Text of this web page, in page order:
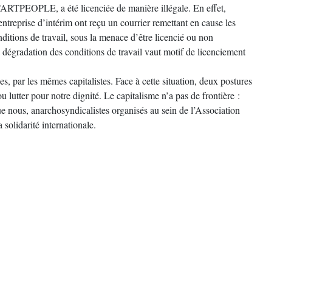
a été licenciée de manière illégale. En effet,
d’intérim ont reçu un courrier remettant en cause les
de travail, sous la menace d’être licencié ou non
des conditions de travail vaut motif de licenciement
par les mêmes capitalistes. Face à cette situation, deux postures
lutter pour notre dignité. Le capitalisme n’a pas de frontière :
nous, anarchosyndicalistes organisés au sein de l’Association
solidarité internationale.